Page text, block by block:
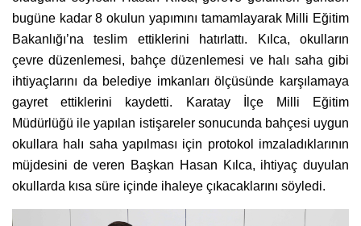
bugüne kadar 8 okulun yapımını tamamlayarak Milli Eğitim
Bakanlığı’na teslim ettiklerini hatırlattı. Kılca, okulların
çevre düzenlemesi, bahçe düzenlemesi ve halı saha gibi
ihtiyaçlarını da belediye imkanları ölçüsünde karşılamaya
gayret ettiklerini kaydetti. Karatay İlçe Milli Eğitim
Müdürlüğü ile yapılan istişareler sonucunda bahçesi uygun
okullara halı saha yapılması için protokol imzaladıklarının
müjdesini de veren Başkan Hasan Kılca, ihtiyaç duyulan
okullarda kısa süre içinde ihaleye çıkacaklarını söyledi.